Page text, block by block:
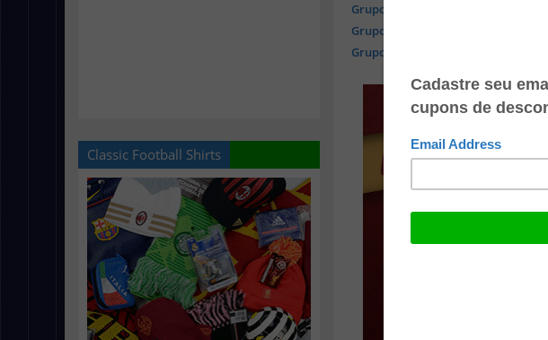
Classic Football Shirts
Grupo F -
Grupo G -
Grupo H -